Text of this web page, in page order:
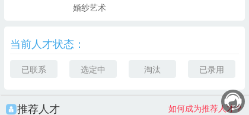
婚纱艺术
当前人才状态：
已联系 选定中 淘汰 已录用
推荐人才 如何成为推荐人才？